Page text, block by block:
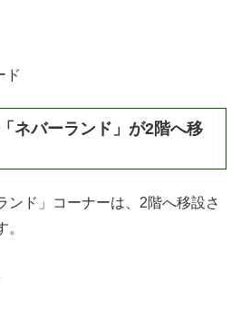
ド
ネバーランド」が2階へ移
ンド」コーナーは、2階へ移設さ